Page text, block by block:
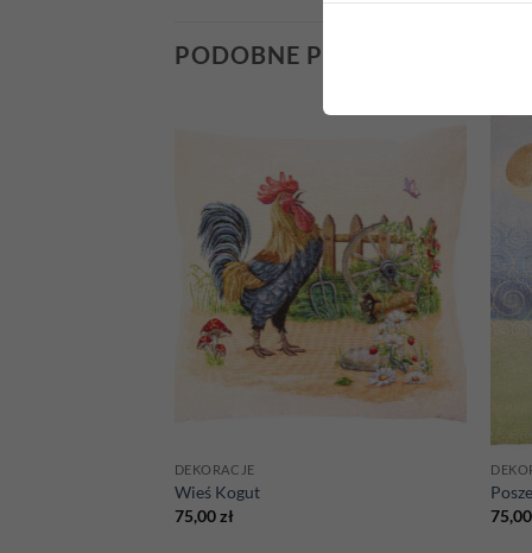
PODOBNE PRODUKTY
wishlist
DEKORACJE
Wieś Kogut
75,00zł